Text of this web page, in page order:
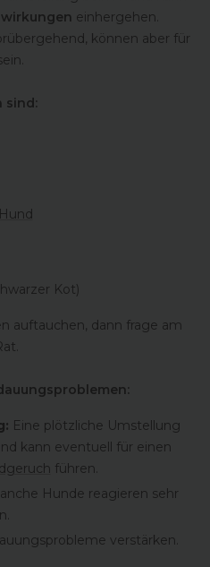
einhergehen.
können aber für
sind:
Kot)
auftauchen, dann frage am
Eine plötzliche Umstellung
kann eventuell für einen
führen.
Hunde reagieren sehr
verstärken.